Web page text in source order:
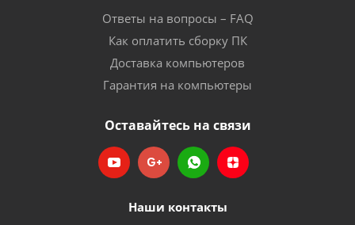
Ответы на вопросы – FAQ
Как оплатить сборку ПК
Доставка компьютеров
Гарантия на компьютеры
Оставайтесь на связи
Наши контакты